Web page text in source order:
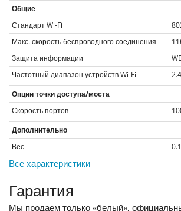
Общие
Стандарт Wi-Fi
Макс. скорость беспроводного соединения
Защита информации
Частотный диапазон устройств Wi-Fi
Опции точки доступа/моста
Скорость портов
Дополнительно
Вес
Все характеристики
Гарантия
Мы продаем только «белый»,